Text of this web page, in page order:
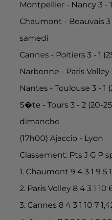
Montpellier - Nancy 3 - 1
Chaumont - Beauvais 3
samedi
Cannes - Poitiers 3 - 1
Narbonne - Paris Volley
Nantes - Toulouse 3 - 1
S�te - Tours 3 - 2 (20-25,
dimanche
(17h00) Ajaccio - Lyon
Classement: Pts J G P
1. Chaumont 9 4 3 1 9 5
2. Paris Volley 8 4 3 1 10
3. Cannes 8 4 3 1 10 7